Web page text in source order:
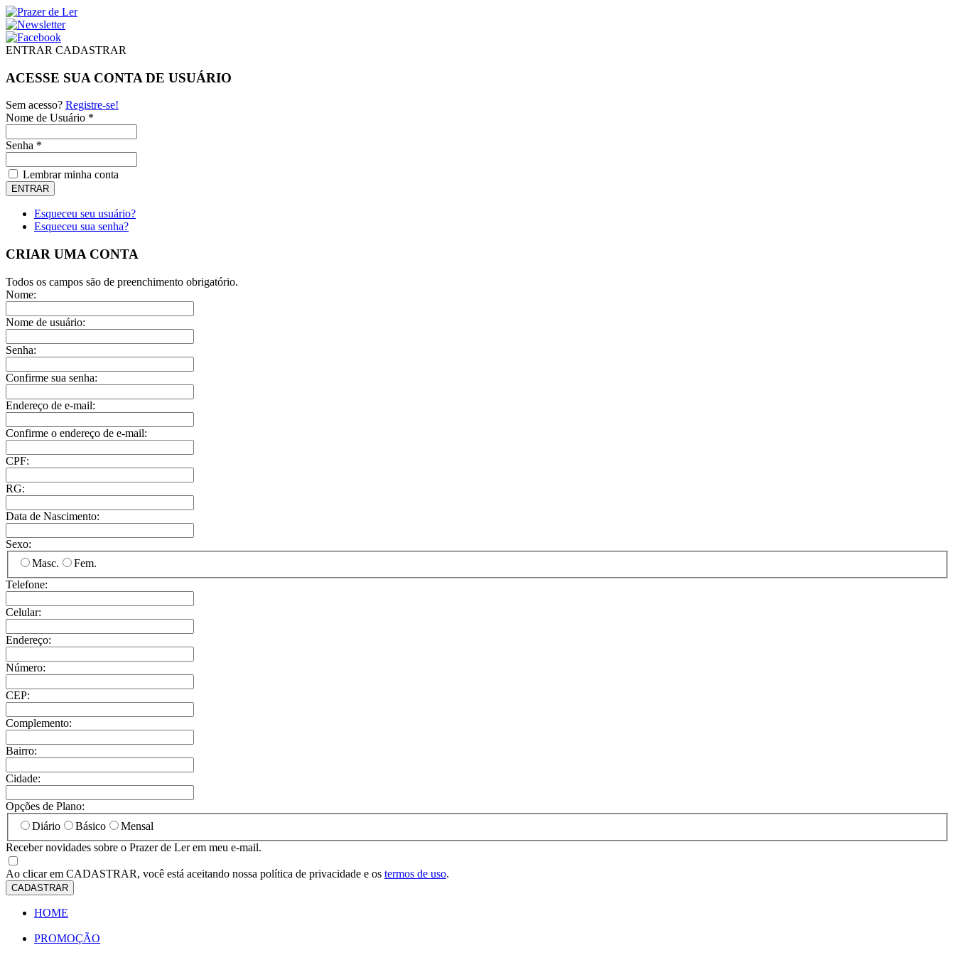
ENTRAR CADASTRAR
ACESSE SUA CONTA DE USUÁRIO
Sem acesso? Registre-se!
Nome de Usuário *
Senha *
Lembrar minha conta
Esqueceu seu usuário?
Esqueceu sua senha?
CRIAR UMA CONTA
Todos os campos são de preenchimento obrigatório.
Nome:
Nome de usuário:
Senha:
Confirme sua senha:
Endereço de e-mail:
Confirme o endereço de e-mail:
CPF:
RG:
Data de Nascimento:
Sexo:
Masc.
Fem.
Telefone:
Celular:
Endereço:
Número:
CEP:
Complemento:
Bairro:
Cidade:
Opções de Plano:
Diário
Básico
Mensal
Receber novidades sobre o Prazer de Ler em meu e-mail.
Ao clicar em CADASTRAR, você está aceitando nossa política de privacidade e os termos de uso.
CADASTRAR
HOME
PROMOÇÃO